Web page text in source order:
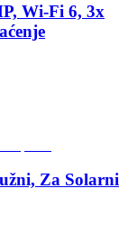
Wi-Fi 6, 3x
Za Solarni